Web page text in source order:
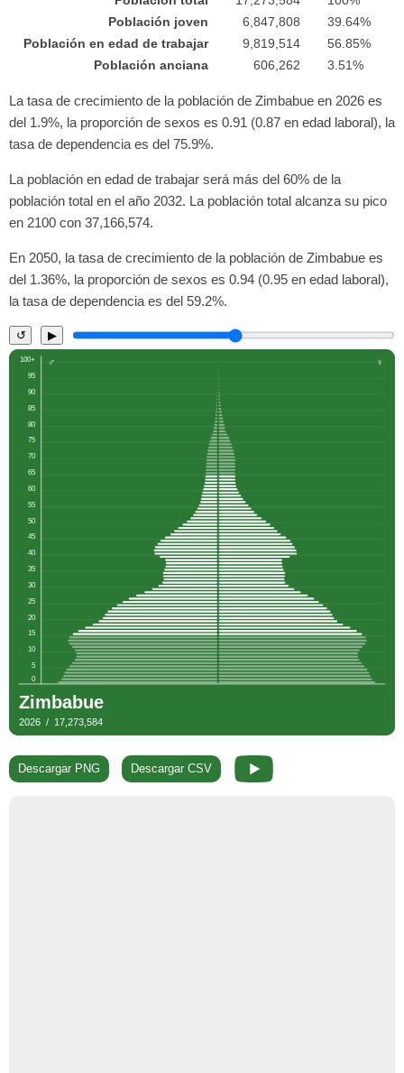
Población joven
6,847,808
39.64%
Población en edad de trabajar
9,819,514
56.85%
Población anciana
606,262 3.51%
La tasa de crecimiento de la población de Zimbabue en 2026 es
del 1.9%, la proporción de sexos es 0.91 (0.87 en edad laboral), la
tasa de dependencia es del 75.9%.
La población en edad de trabajar será más del 60% de la
población total en el año 2032. La población total alcanza su pico
en 2100 con 37,166,574.
En 2050, la tasa de crecimiento de la población de Zimbabue es
del 1.36%, la proporción de sexos es 0.94 (0.95 en edad laboral),
la tasa de dependencia es del 59.2%.
↺ ▶
Descargar PNG Descargar CSV